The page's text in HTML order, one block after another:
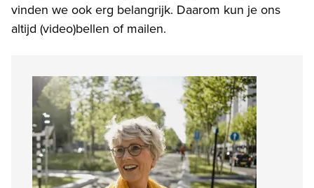
vinden we ook erg belangrijk. Daarom kun je ons
altijd (video)bellen of mailen.